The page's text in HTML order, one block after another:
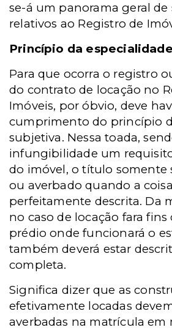
se-á um panorama geral de
relativos ao Registro de
Princípio da
Para que ocorra o registro
do contrato de locação no
Imóveis, por óbvio, deve
cumprimento do princípio
subjetiva. Nessa toada,
infungibilidade um
do imóvel, o título somente
ou averbado quando a
perfeitamente descrita. Da
no caso de locação fara fins
prédio onde funcionará o
também deverá estar
completa.
Significa dizer que as
efetivamente locadas
averbadas na matrícula em